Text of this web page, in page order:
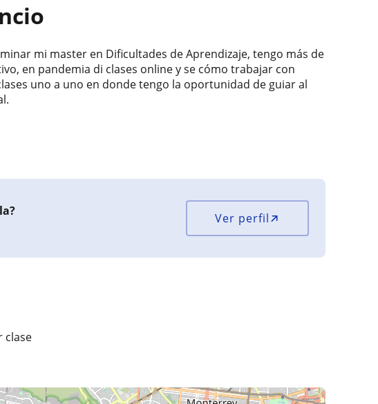
mi master en Dificultades de Aprendizaje, tengo más de
en pandemia di clases online y se cómo trabajar con
uno a uno en donde tengo la oportunidad de guiar al
Ver perfil
clase